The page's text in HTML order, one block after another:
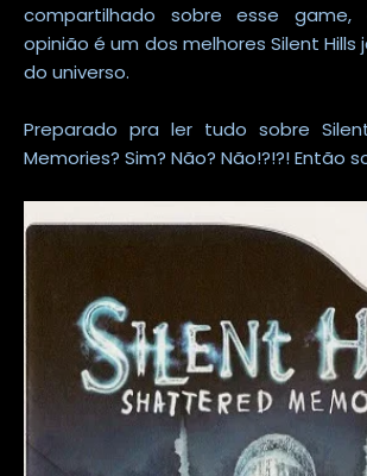
compartilhado sobre esse
opinião é um dos melhores Silent
do universo.
Preparado pra ler tudo sobre
Memories? Sim? Não? Não!?!?! Então